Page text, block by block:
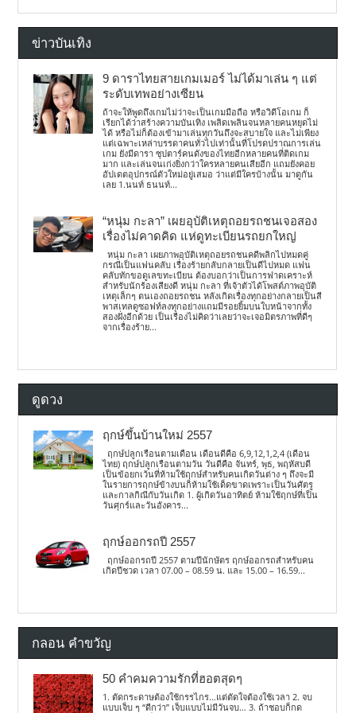
ข่าวบันเทิง
9 ดาราไทยสายเกมเมอร์ ไม่ได้มาเล่น ๆ แต่
ระดับเทพอย่างเซียน
ถ้าจะให้พูดถึงเกมไม่ว่าจะเป็นเกมมือถือ หรือวิดีโอเกม ก็
เรียกได้ว่าสร้างความบันเทิง เพลิดเพลินจนหลายคนหยุดไม่
ได้ หรือไม่ก็ต้องเข้ามาเล่นทุกวันถึงจะสบายใจ และไม่เพียง
แต่เฉพาะเหล่าบรรดาคนทั่วไปเท่านั้นที่โปรดปราณการเล่น
เกม ยังมีดารา ซุปตาร์คนดังของไทยอีกหลายคนที่ติดเกม
มาก และเล่นจนเก่งยิ่งกว่าใครหลายคนเสียอีก แถมยังคอย
อัปเดตอุปกรณ์ตัวใหม่อยู่เสมอ ว่าแต่มีใครบ้างนั้น มาดูกัน
เลย 1.นนท์ ธนนท์...
“หนุ่ม กะลา” เผยอุบัติเหตุถอยรถชนเจอสอง
เรื่องไม่คาดคิด แห่ดูทะเบียนรถยกใหญ่
หนุ่ม กะลา เผยภาพอุบัติเหตุถอยรถชนคดีพลิกไปหมดคู่
กรณีเป็นแฟนคลับ เรื่องร้ายกลับกลายเป็นดีไปหมด แฟน
คลับทักขอดูเลขทะเบียน ต้องบอกว่าเป็นการฟาดเคราะห์
สำหรับนักร้องเสียงดี หนุ่ม กะลา ที่เจ้าตัวได้โพสต์ภาพอุบัติ
เหตุเล็กๆ ตนเองถอยรถชน หลังเกิดเรื่องทุกอย่างกลายเป็นสี
พาสเทลดูซอฟท์ลงทุกอย่างแถมมีรอยยิ้มบนใบหน้าจากทั้ง
สองฝั่งอีกด้วย เป็นเรื่องไม่คิดว่าเลยว่าจะเจอมิตรภาพที่ดีๆ
จากเรื่องร้าย...
ดูดวง
ฤกษ์ขึ้นบ้านใหม่ 2557
ฤกษ์ปลูกเรือนตามเดือน เดือนดีคือ 6,9,12,1,2,4 (เดือน
ไทย) ฤกษ์ปลูกเรือนตามวัน วันดีคือ จันทร์, พุธ, พฤหัสบดี
เป็นข้อยกเว้นที่ห้ามใช้ฤกษ์สำหรับคนเกิดวันต่าง ๆ ถึงจะมี
ในรายการฤกษ์ข้างบนก็ห้ามใช้เด็ดขาดเพราะเป็นวันศัตรู
และกาลกิณีกับวันเกิด 1. ผู้เกิดวันอาทิตย์ ห้ามใช้ฤกษ์ที่เป็น
วันศุกร์และวันอังคาร...
ฤกษ์ออกรถปี 2557
ฤกษ์ออกรถปี 2557 ตามปีนักษัตร ฤกษ์ออกรถสำหรับคน
เกิดปีชวด เวลา 07.00 – 08.59 น. และ 15.00 – 16.59...
กลอน คำขวัญ
50 คำคมความรักที่ฮอตสุดๆ
1. ตัดกระดาษต้องใช้กรรไกร…แต่ตัดใจต้องใช้เวลา 2. จบ
แบบเจ็บ ๆ “ดีกว่า” เจ็บแบบไม่มีวันจบ… 3. ถ้าชอบก็กด